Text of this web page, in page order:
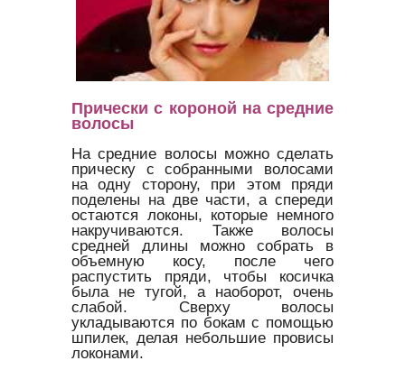
Прически с короной на средние
волосы
На средние волосы можно сделать
прическу с собранными волосами
на одну сторону, при этом пряди
поделены на две части, а спереди
остаются локоны, которые немного
накручиваются. Также волосы
средней длины можно собрать в
объемную косу, после чего
распустить пряди, чтобы косичка
была не тугой, а наоборот, очень
слабой. Сверху волосы
укладываются по бокам с помощью
шпилек, делая небольшие провисы
локонами.